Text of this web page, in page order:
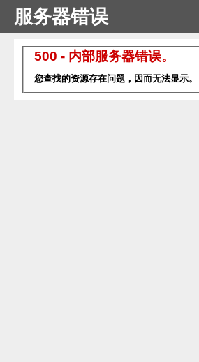
服务器错误
500 - 内部服务器错误。
您查找的资源存在问题，因而无法显示。